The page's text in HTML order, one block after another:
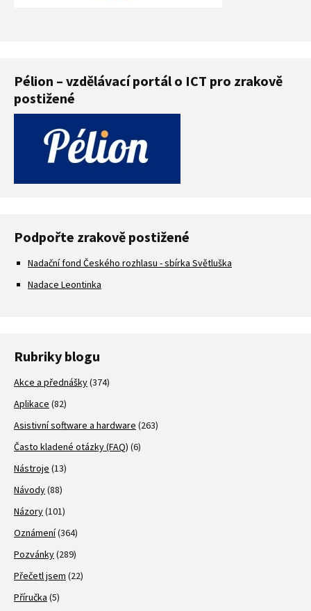
Pélion – vzdělávací portál o ICT pro zrakově
postižené
Podpořte zrakově postižené
Nadační fond Českého rozhlasu - sbírka Světluška
Nadace Leontinka
Rubriky blogu
Akce a přednášky(374)
Aplikace (82)
Asistivní software a hardware (263)
Často kladené otázky (FAQ) (6)
Nástroje (13)
Návody(88)
Názory(101)
Oznámení(364)
Pozvánky(289)
Přečetl jsem (22)
Příručka (5)